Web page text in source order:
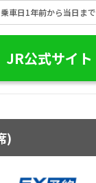
乗車日1年前から当日まで
JR公式サイト
)